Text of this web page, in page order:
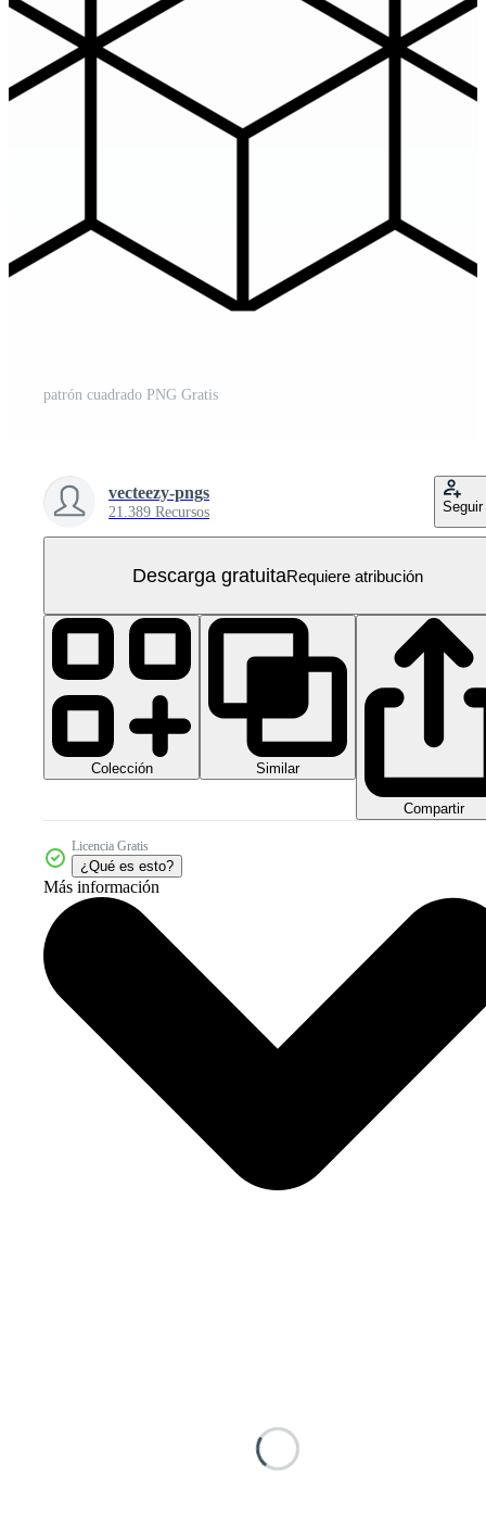
patrón cuadrado PNG Gratis
vecteezy-pngs
21.389 Recursos Seguir
Descarga gratuitaRequiere atribución
Colección Similar
Compartir
Licencia Gratis
¿Qué es esto?
Más información